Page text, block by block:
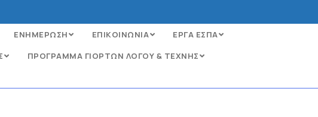
ΕΝΗΜΕΡΩΣΗ ΕΠΙΚΟΙΝΩΝΙΑ
ΕΡΓΑ ΕΣΠΑ
ΠΡΟΓΡΑΜΜΑ ΓΙΟΡΤΩΝ ΛΟΓΟΥ & ΤΕΧΝΗΣ